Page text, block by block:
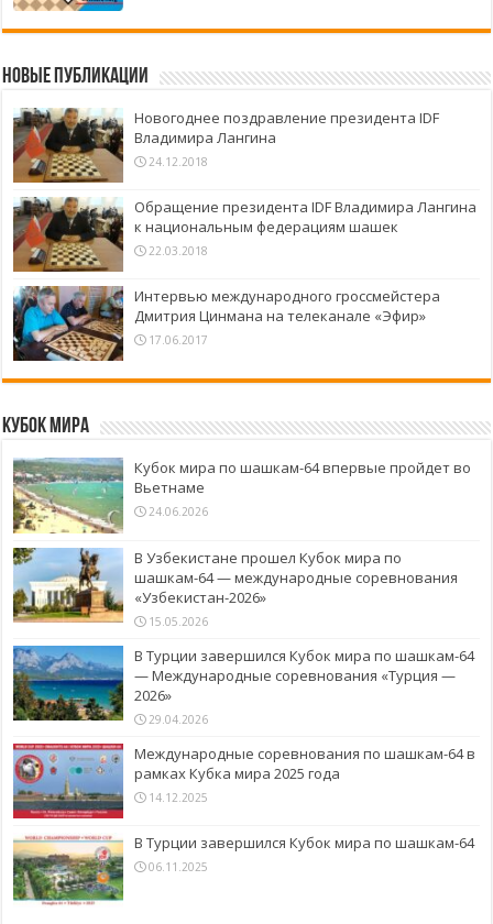
Новые публикации
Новогоднее поздравление президента IDF
Владимира Лангина
24.12.2018
Обращение президента IDF Владимира Лангина
к национальным федерациям шашек
22.03.2018
Интервью международного гроссмейстера
Дмитрия Цинмана на телеканале «Эфир»
17.06.2017
Кубок Мира
Кубок мира по шашкам-64 впервые пройдет во
Вьетнаме
24.06.2026
В Узбекистане прошел Кубок мира по
шашкам-64 — международные соревнования
«Узбекистан-2026»
15.05.2026
В Турции завершился Кубок мира по шашкам-64
— Международные соревнования «Турция —
2026»
29.04.2026
Международные соревнования по шашкам-64 в
рамках Кубка мира 2025 года
14.12.2025
В Турции завершился Кубок мира по шашкам-64
06.11.2025